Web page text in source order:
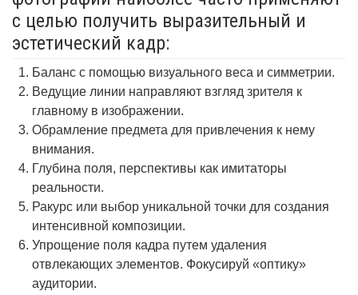
с целью получить выразительный и
эстетический кадр:
Баланс с помощью визуального веса и симметрии.
Ведущие линии направляют взгляд зрителя к
главному в изображении.
Обрамление предмета для привлечения к нему
внимания.
Глубина поля, перспективы как имитаторы
реальности.
Ракурс или выбор уникальной точки для создания
интенсивной композиции.
Упрощение поля кадра путем удаления
отвлекающих элементов. Фокусируй «оптику»
аудитории.